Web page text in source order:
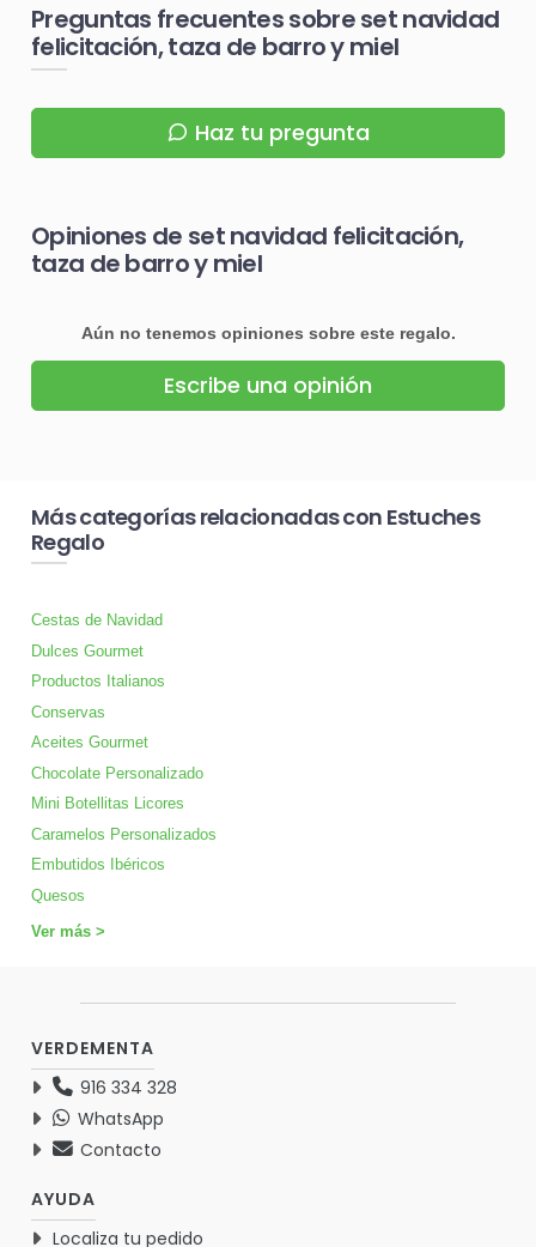
Preguntas frecuentes sobre set navidad
felicitación, taza de barro y miel
Haz tu pregunta
Opiniones de set navidad felicitación,
taza de barro y miel
Aún no tenemos opiniones sobre este regalo.
Escribe una opinión
Más categorías relacionadas con Estuches
Regalo
Cestas de Navidad
Dulces Gourmet
Productos Italianos
Conservas
Aceites Gourmet
Chocolate Personalizado
Mini Botellitas Licores
Caramelos Personalizados
Embutidos Ibéricos
Quesos
Ver más >
VERDEMENTA
916 334 328
WhatsApp
Contacto
AYUDA
Localiza tu pedido